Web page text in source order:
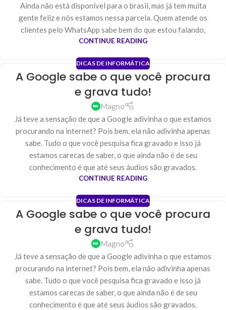
Ainda não está disponível para o brasil, mas já tem muita
gente feliz e nós estamos nessa parcela. Quem atende os
clientes pelo WhatsApp sabe bem do que estou falando,
CONTINUE READING
DICAS DE INFORMÁTICA
A Google sabe o que você procura
e grava tudo!
Magno
Já teve a sensação de que a Google adivinha o que estamos
procurando na internet? Pois bem, ela não adivinha apenas
sabe. Tudo o que você pesquisa fica gravado e isso já
estamos carecas de saber, o que ainda não é de seu
conhecimento é que até seus áudios são gravados.
CONTINUE READING
DICAS DE INFORMÁTICA
A Google sabe o que você procura
e grava tudo!
Magno
Já teve a sensação de que a Google adivinha o que estamos
procurando na internet? Pois bem, ela não adivinha apenas
sabe. Tudo o que você pesquisa fica gravado e isso já
estamos carecas de saber, o que ainda não é de seu
conhecimento é que até seus áudios são gravados.